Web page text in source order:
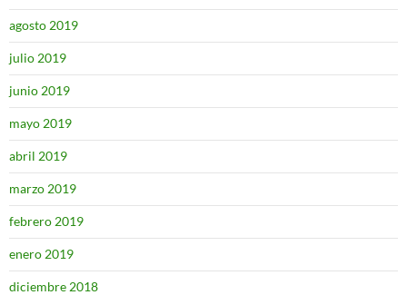
agosto 2019
julio 2019
junio 2019
mayo 2019
abril 2019
marzo 2019
febrero 2019
enero 2019
diciembre 2018